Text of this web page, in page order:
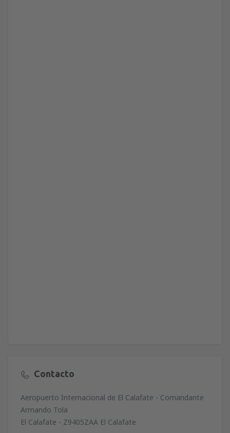
Contacto
Aeropuerto Internacional de El Calafate - Comandante
Armando Tola
El Calafate - Z9405ZAA El Calafate